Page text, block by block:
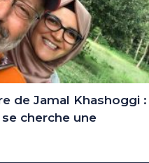
de Jamal Khashoggi :
se cherche une